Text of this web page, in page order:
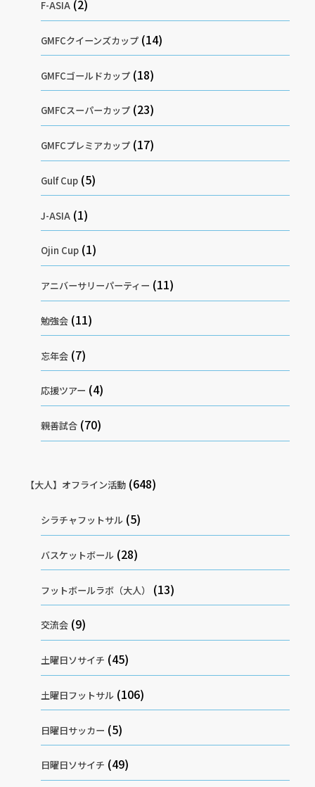
F-ASIA (2)
GMFCクイーンズカップ (14)
GMFCゴールドカップ (18)
GMFCスーパーカップ (23)
GMFCプレミアカップ (17)
Gulf Cup (5)
J-ASIA (1)
Ojin Cup (1)
アニバーサリーパーティー (11)
勉強会 (11)
忘年会 (7)
応援ツアー (4)
親善試合 (70)
【大人】オフライン活動(648)
シラチャフットサル (5)
バスケットボール (28)
フットボールラボ（大人） (13)
交流会 (9)
土曜日ソサイチ (45)
土曜日フットサル (106)
日曜日サッカー (5)
日曜日ソサイチ (49)